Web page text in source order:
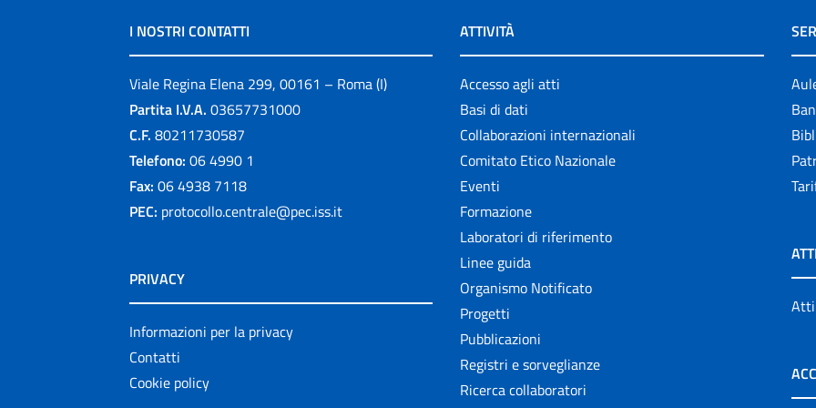
I NOSTRI CONTATTI
Viale Regina Elena 299, 00161 – Roma (I)
Partita I.V.A. 03657731000
C.F. 80211730587
Telefono: 06 4990 1
Fax: 06 4938 7118
PEC: protocollo.centrale@pec.iss.it
PRIVACY
Informazioni per la privacy
Contatti
Cookie policy
ATTIVITÀ
Accesso agli atti
Basi di dati
Collaborazioni internazionali
Comitato Etico Nazionale
Eventi
Formazione
Laboratori di riferimento
Linee guida
Organismo Notificato
Progetti
Pubblicazioni
Registri e sorveglianze
Ricerca collaboratori
Atti